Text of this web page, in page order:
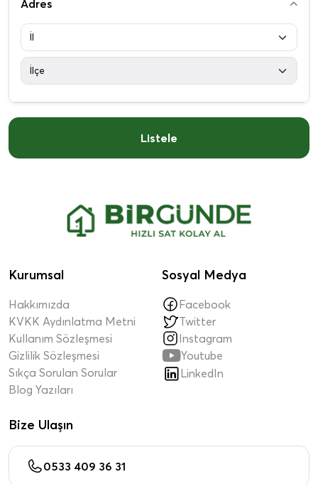
Adres
Listele
Kurumsal
Hakkımızda
KVKK Aydınlatma Metni
Kullanım Sözleşmesi
Gizlilik Sözleşmesi
Sıkça Sorulan Sorular
Blog Yazıları
Sosyal Medya
Facebook
Twitter
Instagram
Youtube
LinkedIn
Bize Ulaşın
0533 409 36 31